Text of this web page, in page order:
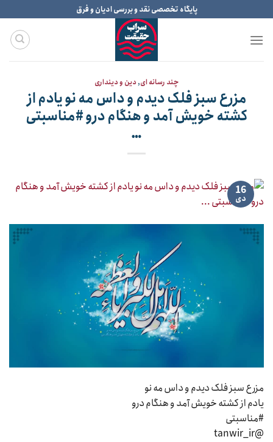
to
content
پایگاه تخصصی نقد و بررسی ادیان و فرق
چند رسانه ای,دین و دینداری
مزرع سبز فلک دیدم و داس مه نو یادم از
کشته خویش آمد و هنگام درو #مناسبتی
…
16
دی
مزرع سبز فلک دیدم و داس مه نو
یادم از کشته خویش آمد و هنگام درو
#مناسبتی
@tanwir_ir